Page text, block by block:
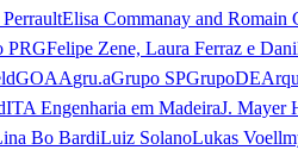
Elisa Commanay and Romain
PRGFelipe Zene, Laura Ferraz e
GOAAgru.aGrupo SP
ITA Engenharia em MadeiraJ. Mayer
Bo BardiLuiz SolanoLukas